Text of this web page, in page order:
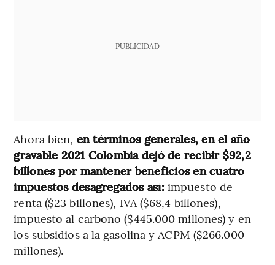
PUBLICIDAD
Ahora bien, en términos generales, en el año
gravable 2021 Colombia dejó de recibir $92,2
billones por mantener beneficios en cuatro
impuestos desagregados así: impuesto de
renta ($23 billones), IVA ($68,4 billones),
impuesto al carbono ($445.000 millones) y en
los subsidios a la gasolina y ACPM ($266.000
millones).